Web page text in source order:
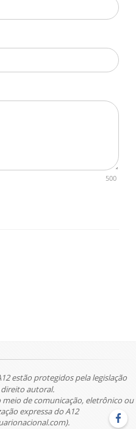
500
estão protegidos pela legislação
autoral.
de comunicação, eletrônico ou
expressa do A12